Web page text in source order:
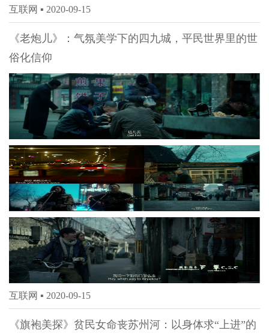
互联网 ▪ 2020-09-15
《老炮儿》：气氛美学下的四九城，平民世界里的世
俗化信仰
互联网 ▪ 2020-09-15
《旗袍美探》贫民女命丧苏州河：以身体求“上进”的